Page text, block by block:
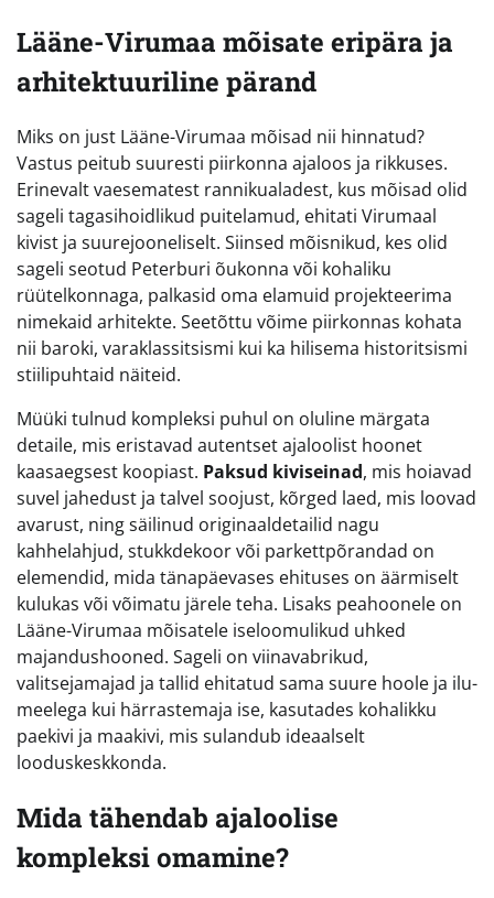
Lääne-Virumaa mõisate eripära ja
arhitektuuriline pärand
Miks on just Lääne-Virumaa mõisad nii hinnatud?
Vastus peitub suuresti piirkonna ajaloos ja rikkuses.
Erinevalt vaesematest rannikualadest, kus mõisad olid
sageli tagasihoidlikud puitelamud, ehitati Virumaal
kivist ja suurejooneliselt. Siinsed mõisnikud, kes olid
sageli seotud Peterburi õukonna või kohaliku
rüütelkonnaga, palkasid oma elamuid projekteerima
nimekaid arhitekte. Seetõttu võime piirkonnas kohata
nii baroki, varaklassitsismi kui ka hilisema historitsismi
stiilipuhtaid näiteid.
Müüki tulnud kompleksi puhul on oluline märgata
detaile, mis eristavad autentset ajaloolist hoonet
kaasaegsest koopiast. Paksud kiviseinad, mis hoiavad
suvel jahedust ja talvel soojust, kõrged laed, mis loovad
avarust, ning säilinud originaaldetailid nagu
kahhelahjud, stukkdekoor või parkettpõrandad on
elemendid, mida tänapäevases ehituses on äärmiselt
kulukas või võimatu järele teha. Lisaks peahoonele on
Lääne-Virumaa mõisatele iseloomulikud uhked
majandushooned. Sageli on viinavabrikud,
valitsejamajad ja tallid ehitatud sama suure hoole ja ilu-
meelega kui härrastemaja ise, kasutades kohalikku
paekivi ja maakivi, mis sulandub ideaalselt
looduskeskkonda.
Mida tähendab ajaloolise
kompleksi omamine?